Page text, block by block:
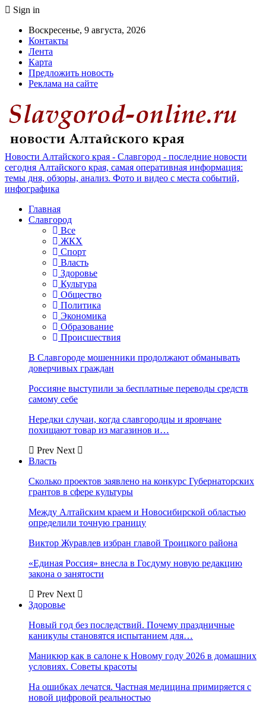
Sign in
Воскресенье, 9 августа, 2026
Контакты
Лента
Карта
Предложить новость
Реклама на сайте
Новости Алтайского края - Славгород - последние новости
сегодня Алтайского края, самая оперативная информация:
темы дня, обзоры, анализ. Фото и видео с места событий,
инфографика
Главная
Славгород
Все
ЖКХ
Спорт
Власть
Здоровье
Культура
Общество
Политика
Экономика
Образование
Происшествия
В Славгороде мошенники продолжают обманывать
доверчивых граждан
Россияне выступили за бесплатные переводы средств
самому себе
Нередки случаи, когда славгородцы и яровчане
похищают товар из магазинов и…
Prev Next
Власть
Сколько проектов заявлено на конкурс Губернаторских
грантов в сфере культуры
Между Алтайским краем и Новосибирской областью
определили точную границу
Виктор Журавлев избран главой Троицкого района
«Единая Россия» внесла в Госдуму новую редакцию
закона о занятости
Prev Next
Здоровье
Новый год без последствий. Почему праздничные
каникулы становятся испытанием для…
Маникюр как в салоне к Новому году 2026 в домашних
условиях. Советы красоты
На ошибках лечатся. Частная медицина примиряется с
новой цифровой реальностью